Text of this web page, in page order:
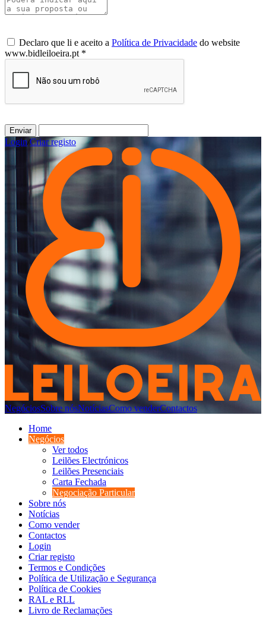
Declaro que li e aceito a Política de Privacidade do website
www.bidleiloeira.pt *
Enviar
Login/Criar registo
NegóciosSobre nósNotíciasComo venderContactos
Home
Negócios
Ver todos
Leilões Electrónicos
Leilões Presenciais
Carta Fechada
Negociação Particular
Sobre nós
Notícias
Como vender
Contactos
Login
Criar registo
Termos e Condições
Política de Utilização e Segurança
Política de Cookies
RAL e RLL
Livro de Reclamações